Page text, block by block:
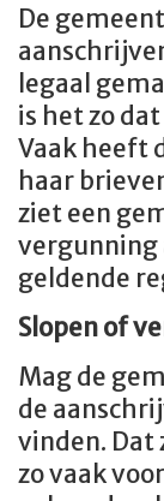
De
legaal
is het zo
Vaak heeft
haar
ziet een
vergunning
geldende
Slopen of
Mag de
de
vinden. Dat
zo vaak